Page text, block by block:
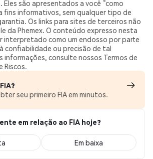
são apresentados a você “como
fins informativos, sem qualquer tipo de
Os links para sites de terceiros não
da Phemex. O conteúdo expresso nesta
interpretado como um endosso por parte
confiabilidade ou precisão de tal
informações, consulte nossos Termos de
Riscos.
seu primeiro FIA em minutos.
em relação ao FIA hoje?
Em baixa